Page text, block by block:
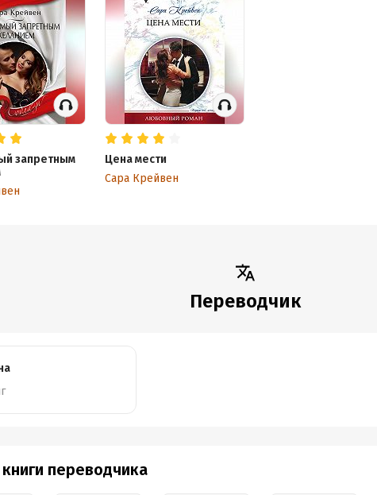
запретным
Цена мести
Сара Крейвен
Переводчик
переводчика